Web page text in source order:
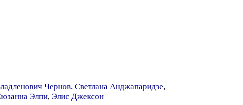
Чернов, Светлана Анджапаридзе,
Элпи, Элис Джексон